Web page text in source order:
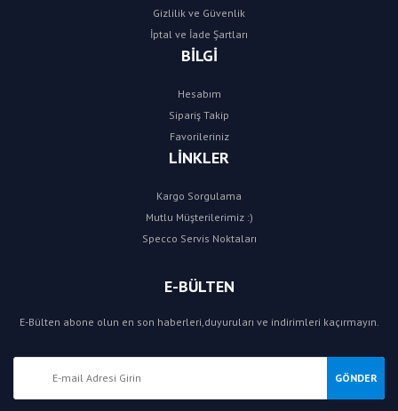
Gizlilik ve Güvenlik
İptal ve İade Şartları
BİLGİ
Hesabım
Sipariş Takip
Favorileriniz
LİNKLER
Kargo Sorgulama
Mutlu Müşterilerimiz :)
Specco Servis Noktaları
E-BÜLTEN
E-Bülten abone olun en son haberleri,duyuruları ve indirimleri kaçırmayın.
GÖNDER